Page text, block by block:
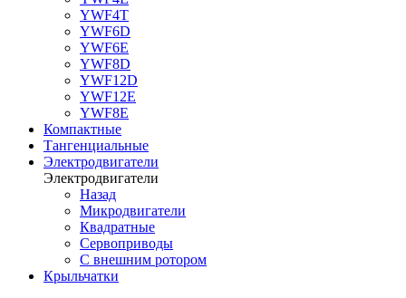
YWF4T
YWF6D
YWF6E
YWF8D
YWF12D
YWF12E
YWF8E
Компактные
Тангенциальные
Электродвигатели
Электродвигатели
Назад
Микродвигатели
Квадратные
Сервоприводы
С внешним ротором
Крыльчатки